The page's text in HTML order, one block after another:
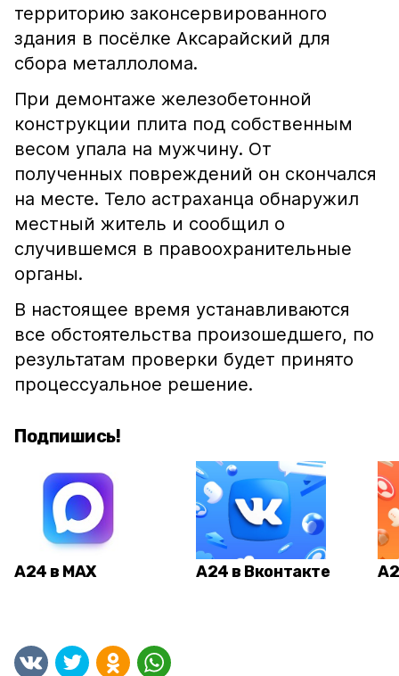
территорию законсервированного
здания в посёлке Аксарайский для
сбора металлолома.
При демонтаже железобетонной
конструкции плита под собственным
весом упала на мужчину. От
полученных повреждений он скончался
на месте. Тело астраханца обнаружил
местный житель и сообщил о
случившемся в правоохранительные
органы.
В настоящее время устанавливаются
все обстоятельства произошедшего, по
результатам проверки будет принято
процессуальное решение.
Подпишись!
А24 в MAX А24 в Вконтакте